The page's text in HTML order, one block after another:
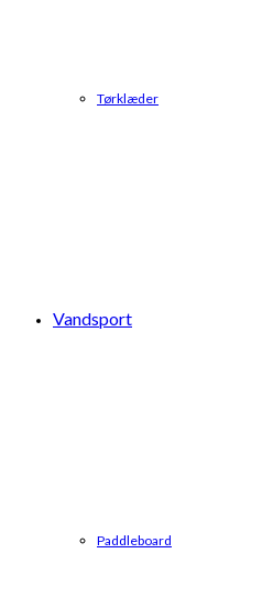
Tørklæder
Vandsport
Paddleboard